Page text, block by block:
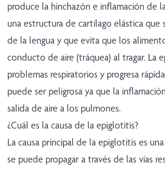
produce la hinchazón e inflamación de
una estructura de cartílago elástica que
de la lengua y que evita que los
conducto de aire (tráquea) al tragar. La
problemas respiratorios y progresa
puede ser peligrosa ya que la
salida de aire a los pulmones.
¿Cuál es la causa de la epiglotitis?
La causa principal de la epiglotitis es
se puede propagar a través de las vías